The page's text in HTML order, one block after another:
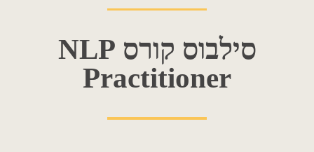
סילבוס קורס NLP
Practitioner